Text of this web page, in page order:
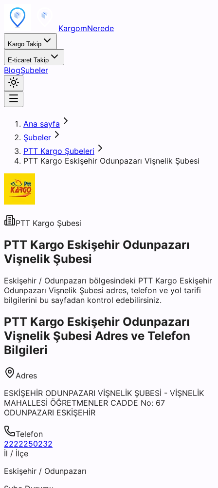
KargomNerede
Kargo Takip
E-ticaret Takip
BlogŞubeler
Ana sayfa
Şubeler
PTT Kargo Şubeleri
PTT Kargo Eskişehir Odunpazarı Vişnelik Şubesi
PTT Kargo Şubesi
PTT Kargo Eskişehir Odunpazarı
Vişnelik Şubesi
Eskişehir / Odunpazarı bölgesindeki PTT Kargo Eskişehir
Odunpazarı Vişnelik Şubesi adres, telefon ve yol tarifi
bilgilerini bu sayfadan kontrol edebilirsiniz.
PTT Kargo Eskişehir Odunpazarı
Vişnelik Şubesi Adres ve Telefon
Bilgileri
Adres
ESKİŞEHİR ODUNPAZARI VİŞNELİK ŞUBESİ - VİŞNELİK
MAHALLESİ ÖĞRETMENLER CADDE No: 67
ODUNPAZARI ESKİŞEHİR
Telefon
2222250232
İl / İlçe
Eskişehir / Odunpazarı